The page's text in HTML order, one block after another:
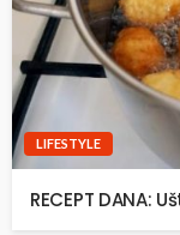
LIFESTYLE
RECEPT DANA: